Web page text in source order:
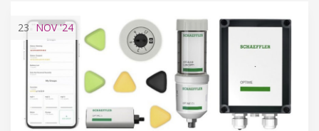
23 NOV'24